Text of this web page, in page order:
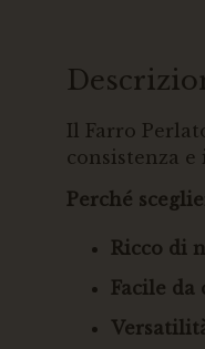
Il Farro
consistenza
Perché
Ricco di
Facile da